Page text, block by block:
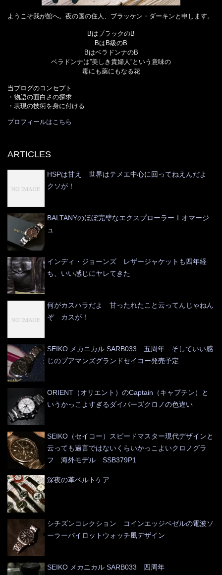
ようこそ我が館へ。夜の国の住人、ブラッケン・ダーキンと申します。
BはブラックのB
BはB級のB
BはベラドンナのB
ベラドンナは”美しき貴婦人”という意味の
毒にも薬にもなる花
当ブログのコンセプト
・物語の面白さの探求
・表現の技術を身に付ける
プロフィールはこちら
ARTICLES
HSPは甘え 世界はテメエ中心に回ってねえんだよ
クソが！
BALTANYのほぼ完璧なエクスプローラーⅠオマージ
ュ
インディ・ジョーンズ レザージャケットも四年経
ち、いい感じにヤレてきた
何がカスハラだよ 甘ったれたこと云ってんじゃねん
ぞ カスが！
SEIKO メカニカル SARB033 五周年 そしていい感
じのプアマンズグランドセイコー発売予定
ORIENT（オリエント）のCaptain（キャプテン）と
いうかっこよすぎるダイバーズクロノの色違い
SEIKO（セイコー）スピードマスター現代デザインと
云っても過言ではないくらいかっこよいクロノグラ
フ 海外モデル SSB379P1
深夜の革ベルトケア
シチズンコレクション コインエッジベゼルの電波ソ
ーラーパイロットウォッチ風デザイン
SEIKO メカニカル SARB033 四周年